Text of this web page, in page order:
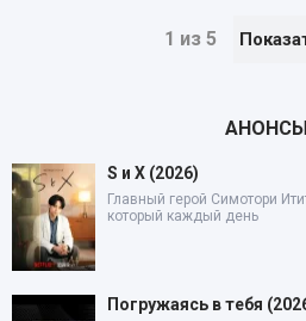
1 из 5
АНОНСЫ
S и X (2026)
Главный герой Симотори
который каждый день
Погружаясь в тебя